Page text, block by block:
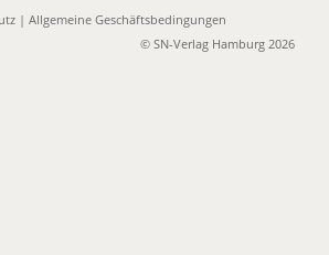
|Allgemeine Geschäftsbedingungen
© SN-Verlag Hamburg 2026